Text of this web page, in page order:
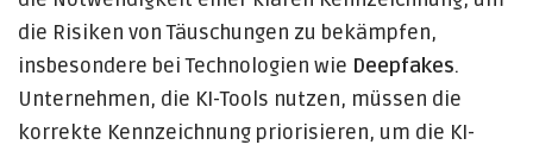
die Risiken von Täuschungen zu bekämpfen,
insbesondere bei Technologien wie Deepfakes.
Unternehmen, die KI-Tools nutzen, müssen die
korrekte Kennzeichnung priorisieren, um die KI-